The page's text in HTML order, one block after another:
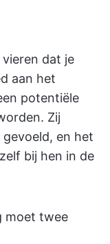
dat je
aan het
potentiële
Zij
en het
bij hen in de
moet twee